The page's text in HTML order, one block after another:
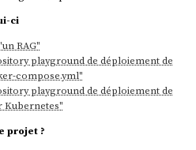
ci
RAG"
playground de déploiement de
compose.yml"
playground de déploiement de
Kubernetes"
projet ?